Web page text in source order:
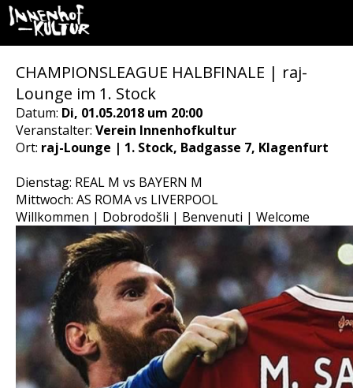
CHAMPIONSLEAGUE HALBFINALE | raj-
Lounge im 1. Stock
Datum: Di, 01.05.2018 um 20:00
Veranstalter: Verein Innenhofkultur
Ort: raj-Lounge | 1. Stock, Badgasse 7, Klagenfurt
Dienstag: REAL M vs BAYERN M
Mittwoch: AS ROMA vs LIVERPOOL
Willkommen | Dobrodošli | Benvenuti | Welcome